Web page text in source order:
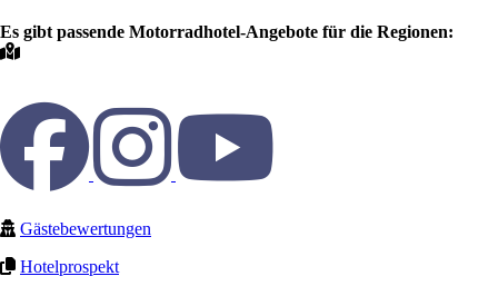
Es gibt passende Motorradhotel-Angebote für die Regionen:
Gästebewertungen
Hotelprospekt